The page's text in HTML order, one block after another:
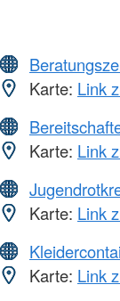
Karte: Link
Karte: Link
Karte: Link
Karte: Link